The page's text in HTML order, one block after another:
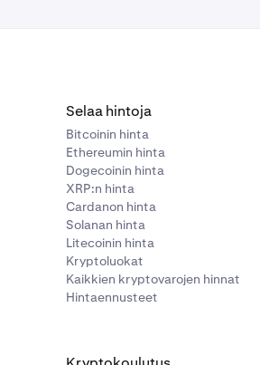
Selaa hintoja
Bitcoinin hinta
Ethereumin hinta
Dogecoinin hinta
XRP:n hinta
Cardanon hinta
Solanan hinta
Litecoinin hinta
Kryptoluokat
Kaikkien kryptovarojen hinnat
Hintaennusteet